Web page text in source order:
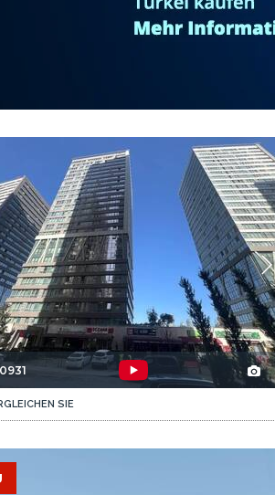
2
Duplex Wohnung Nahe Der Hauptstraße Und U-
SIE
2
Wohnungen In Einer Wohnanlage Mit